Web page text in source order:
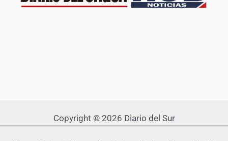
Copyright © 2026 Diario del Sur